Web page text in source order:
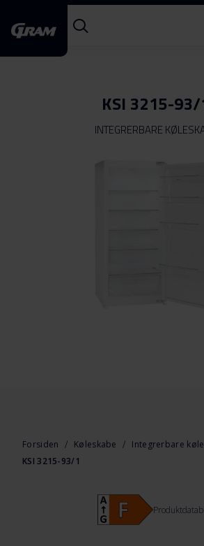
KSI 3215-93/
INTEGRERBARE
Forsiden Køleskabe
Integrerbare
KSI 3215-93/1